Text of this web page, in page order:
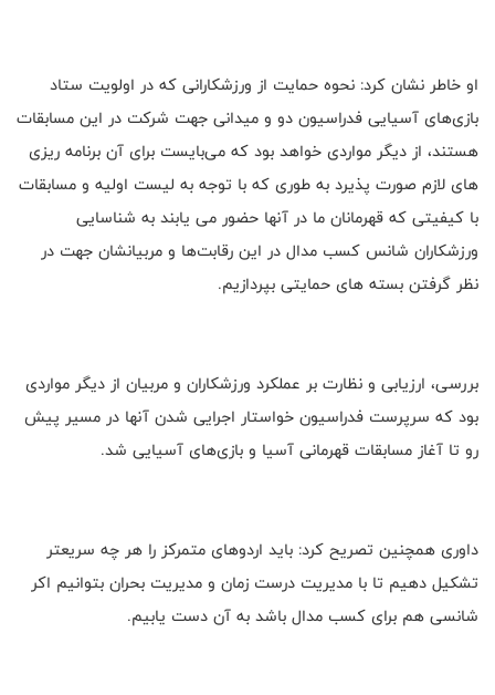
او خاطر نشان کرد: نحوه حمایت از ورزشکارانی که در اولویت ستاد
بازی‌های آسیایی فدراسیون دو و میدانی جهت شرکت در این مسابقات
هستند، از دیگر مواردی خواهد بود که می‌بایست برای آن برنامه ریزی
های لازم صورت پذیرد به طوری که با توجه به لیست اولیه و مسابقات
با کیفیتی که قهرمانان ما در آنها حضور می یابند به شناسایی
ورزشکاران شانس کسب مدال در این رقابت‌ها و مربیانشان جهت در
نظر گرفتن بسته های حمایتی بپردازیم.
بررسی، ارزیابی و نظارت بر عملکرد ورزشکاران و مربیان از دیگر مواردی
بود که سرپرست فدراسیون خواستار اجرایی شدن آنها در مسیر پیش
رو تا آغاز مسابقات قهرمانی آسیا و بازی‌های آسیایی شد.
داوری همچنین تصریح کرد: باید اردوهای متمرکز را هر چه سریعتر
تشکیل دهیم تا با مدیریت درست زمان و مدیریت بحران بتوانیم اکر
شانسی هم برای کسب مدال باشد به آن دست یابیم.